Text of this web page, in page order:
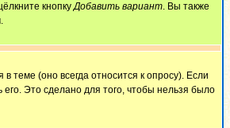
кнопкуДобавить вариант. Вы также
теме (оно всегда относится к опросу). Если
его. Это сделано для того, чтобы нельзя было